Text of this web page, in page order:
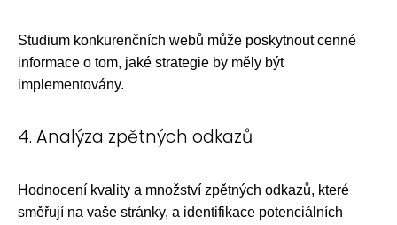
Studium konkurenčních webů může poskytnout cenné
informace o tom, jaké strategie by měly být
implementovány.
4. Analýza zpětných odkazů
Hodnocení kvality a množství zpětných odkazů, které
směřují na vaše stránky, a identifikace potenciálních